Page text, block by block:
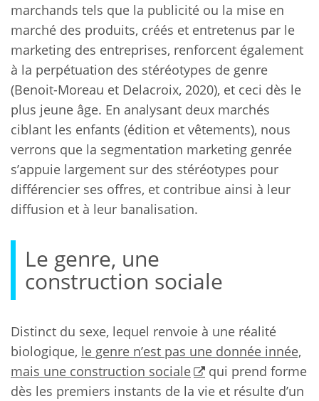
marchands tels que la publicité ou la mise en
marché des produits, créés et entretenus par le
marketing des entreprises, renforcent également
à la perpétuation des stéréotypes de genre
(Benoit-Moreau et Delacroix, 2020), et ceci dès le
plus jeune âge. En analysant deux marchés
ciblant les enfants (édition et vêtements), nous
verrons que la segmentation marketing genrée
s’appuie largement sur des stéréotypes pour
différencier ses offres, et contribue ainsi à leur
diffusion et à leur banalisation.
Le genre, une
construction sociale
Distinct du sexe, lequel renvoie à une réalité
biologique, le genre n’est pas une donnée innée,
mais une construction sociale
qui prend forme
dès les premiers instants de la vie et résulte d’un